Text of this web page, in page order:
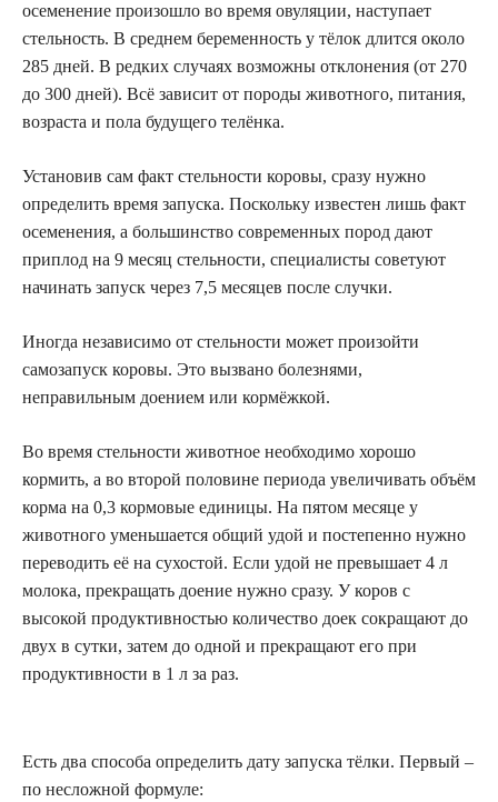
осеменение произошло во время овуляции, наступает
стельность. В среднем беременность у тёлок длится около
285 дней. В редких случаях возможны отклонения (от 270
до 300 дней). Всё зависит от породы животного, питания,
возраста и пола будущего телёнка.
Установив сам факт стельности коровы, сразу нужно
определить время запуска. Поскольку известен лишь факт
осеменения, а большинство современных пород дают
приплод на 9 месяц стельности, специалисты советуют
начинать запуск через 7,5 месяцев после случки.
Иногда независимо от стельности может произойти
самозапуск коровы. Это вызвано болезнями,
неправильным доением или кормёжкой.
Во время стельности животное необходимо хорошо
кормить, а во второй половине периода увеличивать объём
корма на 0,3 кормовые единицы. На пятом месяце у
животного уменьшается общий удой и постепенно нужно
переводить её на сухостой. Если удой не превышает 4 л
молока, прекращать доение нужно сразу. У коров с
высокой продуктивностью количество доек сокращают до
двух в сутки, затем до одной и прекращают его при
продуктивности в 1 л за раз.
Есть два способа определить дату запуска тёлки. Первый –
по несложной формуле: